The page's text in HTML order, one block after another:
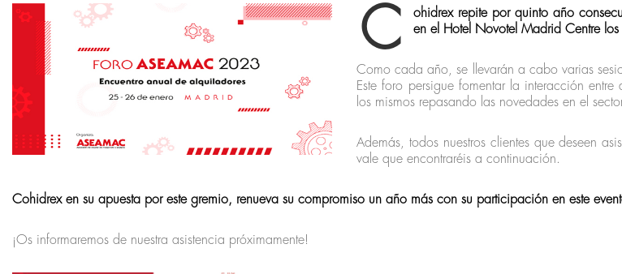
C
ohidrex repite por quinto año
en el Hotel Novotel Madrid Centre
Como cada año, se llevarán a cabo varias
Este foro persigue fomentar la interacción
los mismos repasando las novedades en el
Además, todos nuestros clientes que deseen
vale que encontraréis a continuación.
Cohidrex en su apuesta por este gremio, renueva su compromiso un año más con su participación en este
¡Os informaremos de nuestra asistencia próximamente!